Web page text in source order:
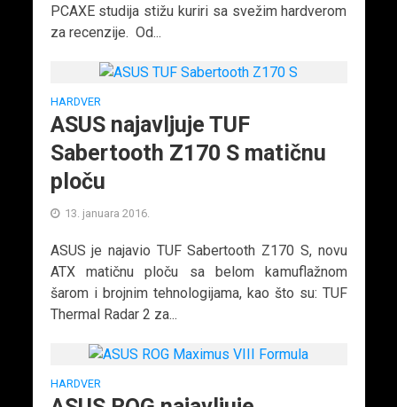
PCAXE studija stižu kuriri sa svežim hardverom
za recenzije. Od...
HARDVER
ASUS najavljuje TUF
Sabertooth Z170 S matičnu
ploču
13. januara 2016.
ASUS je najavio TUF Sabertooth Z170 S, novu
ATX matičnu ploču sa belom kamuflažnom
šarom i brojnim tehnologijama, kao što su: TUF
Thermal Radar 2 za...
HARDVER